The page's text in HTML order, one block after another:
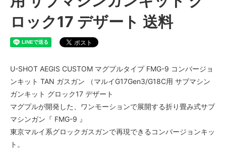
ロック17 デザート 送料
U-SHOT AEGIS CUSTOM マグプルタイプ FMG-9 コンバージョ
ンキット TAN ガスガン （マルイG17Gen3/G18C用 サブマシン
ガンキット グロック17 デザート
マグプルが開発した、ワンモーションで展開する折り畳み式サブ
マシンガン『 FMG-9 』
東京マルイ系グロックガスガンで再現できるコンバージョンキッ
ト。